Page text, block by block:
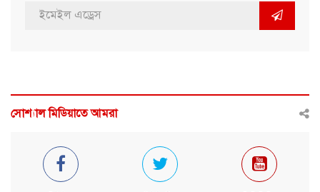
সোশ্যাল মিডিয়াতে আমরা